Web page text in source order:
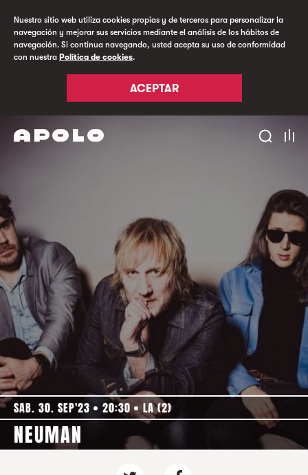
Nuestro sitio web utiliza cookies propias y de terceros para personalizar la
navegación y mejorar sus servicios mediante el análisis de los hábitos de
navegación. Si continua navegando, usted acepta su uso de conformidad
con nuestra Política de cookies.
ACEPTAR
SAB. 30. SEP'23 20:30 LA (2)
NEUMAN